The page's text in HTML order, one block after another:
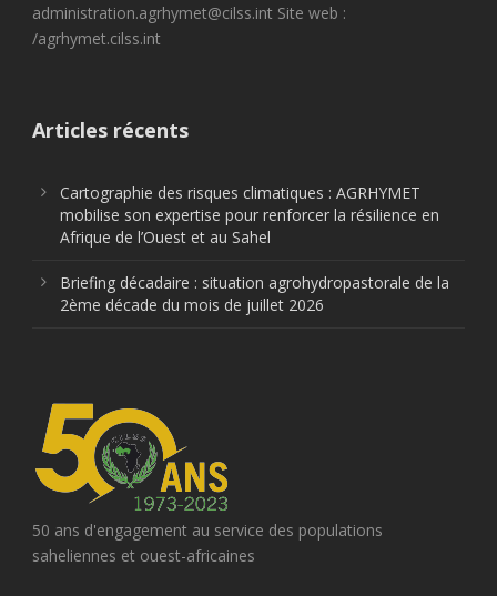
administration.agrhymet@cilss.int Site web :
/agrhymet.cilss.int
Articles récents
Cartographie des risques climatiques : AGRHYMET
mobilise son expertise pour renforcer la résilience en
Afrique de l’Ouest et au Sahel
Briefing décadaire : situation agrohydropastorale de la
2ème décade du mois de juillet 2026
50 ans d'engagement au service des populations
saheliennes et ouest-africaines